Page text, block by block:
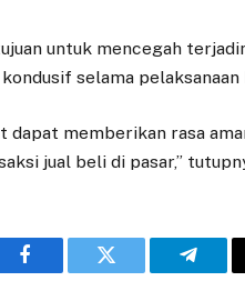
untuk mencegah
selama pelaksanaan
memberikan rasa
jual beli di pasar,”
Facebook Twitter